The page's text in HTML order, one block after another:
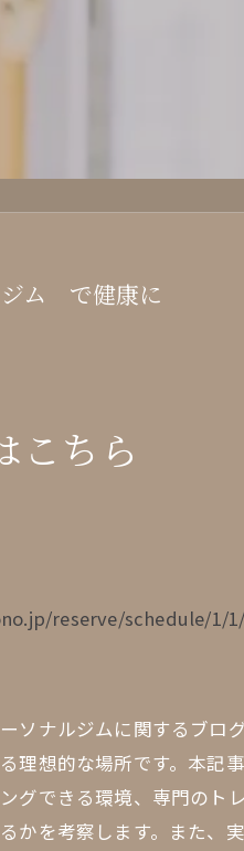
ム で健康に
こちら
reserve/schedule/1/
ソナルジムに関するブロ
理想的な場所です。本記
グできる環境、専門の
かを考察します。また、